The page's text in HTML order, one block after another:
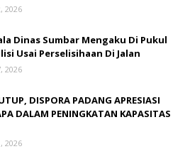
2026
Dinas Sumbar Mengaku Di Pukul
Usai Perselisihaan Di Jalan
2026
DISPORA PADANG APRESIASI
DALAM PENINGKATAN KAPASITAS
2026